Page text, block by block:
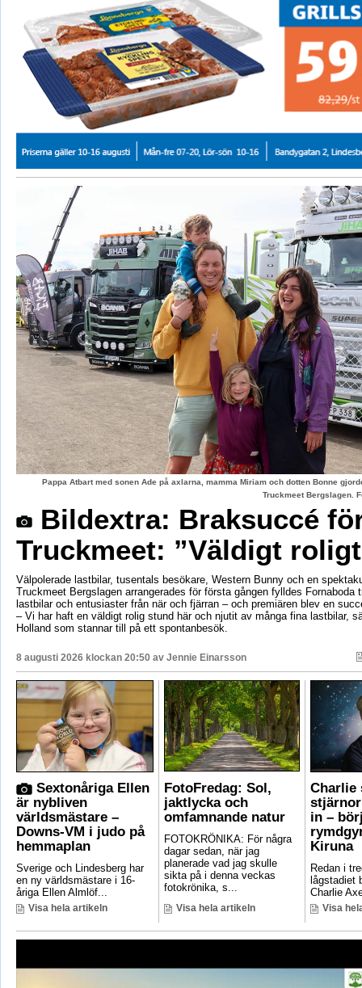
Pappa Atbart med sonen Ade på axlarna, mamma Miriam och dotten Bonne
Truckmeet Bergslagen.
Bildextra: Braksuccé
Truckmeet: ”Väldigt
Välpolerade lastbilar, tusentals besökare, Western Bunny och en
Truckmeet Bergslagen arrangerades för första gången fylldes Fornaboda
lastbilar och entusiaster från när och fjärran – och premiären blev en
– Vi har haft en väldigt rolig stund här och njutit av många fina lastbilar,
Holland som stannar till på ett spontanbesök.
8 augusti 2026 klockan 20:50 av Jennie Einarsson
Sextonåriga Ellen
är nybliven
världsmästare –
Downs-VM i judo på
hemmaplan
Sverige och Lindesberg har
en ny världsmästare i 16-
åriga Ellen Almlöf...
Visa hela artikeln
FotoFredag: Sol,
jaktlycka och
omfamnande natur
FOTOKRÖNIKA: För några
dagar sedan, när jag
planerade vad jag skulle
sikta på i denna veckas
fotokrönika, s...
Visa hela artikeln
Charlie
in –
Kiruna
Redan i
lågstadiet
Charlie
Visa